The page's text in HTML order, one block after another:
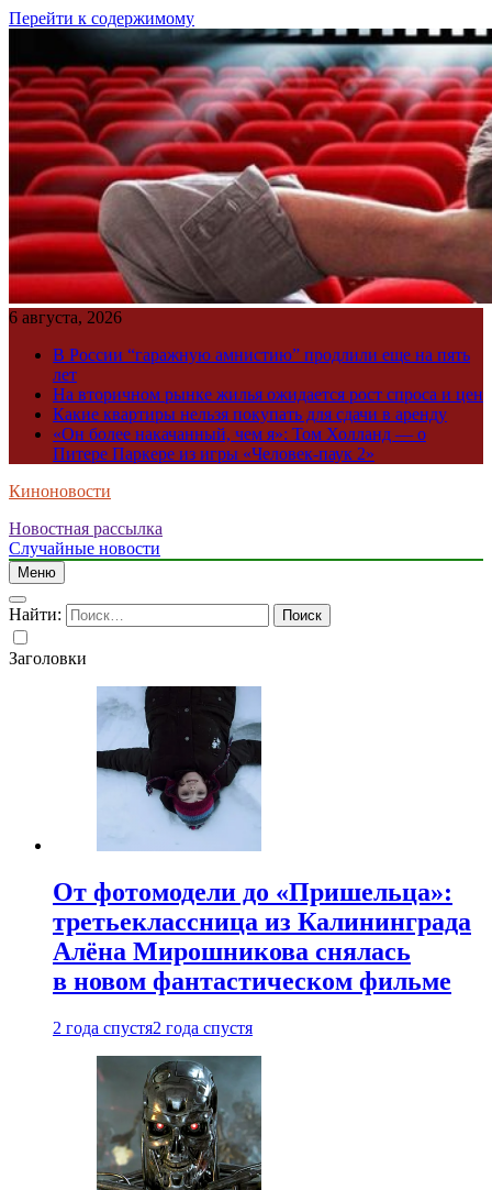
Перейти к содержимому
6 августа, 2026
В России “гаражную амнистию” продлили еще на пять
лет
На вторичном рынке жилья ожидается рост спроса и цен
Какие квартиры нельзя покупать для сдачи в аренду
«Он более накачанный, чем я»: Том Холланд — о
Питере Паркере из игры «Человек-паук 2»
Киноновости
Новостная рассылка
Случайные новости
Меню
Найти:
Заголовки
От фотомодели до «Пришельца»:
третьеклассница из Калининграда
Алёна Мирошникова снялась
в новом фантастическом фильме
2 года спустя2 года спустя